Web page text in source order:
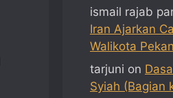
ismail rajab
Iran Ajarkan
Walikota
tarjuni on
Syiah (Bagian